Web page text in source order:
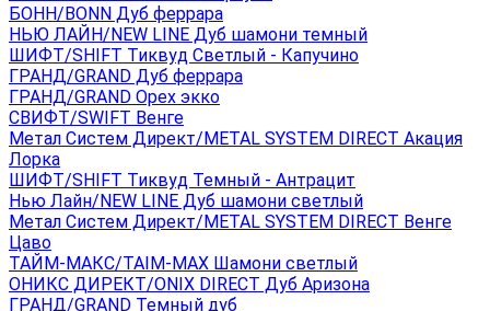
БОНН/BONN Дуб феррара
НЬЮ ЛАЙН/NEW LINE Дуб шамони темный
ШИФТ/SHIFT Тиквуд Светлый - Капучино
ГРАНД/GRAND Дуб феррара
ГРАНД/GRAND Орех экко
СВИФТ/SWIFT Венге
Метал Систем Директ/METAL SYSTEM DIRECT Акация
Лорка
ШИФТ/SHIFT Тиквуд Темный - Антрацит
Нью Лайн/NEW LINE Дуб шамони светлый
Метал Систем Директ/METAL SYSTEM DIRECT Венге
Цаво
ТАЙМ-МАКС/TAIM-MAX Шамони светлый
ОНИКС ДИРЕКТ/ONIX DIRECT Дуб Аризона
ГРАНД/GRAND Темный дуб